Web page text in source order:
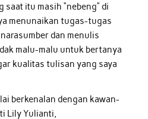
saat itu masih “nebeng” di
menunaikan tugas-tugas
dan menulis
malu-malu untuk bertanya
kualitas tulisan yang saya
berkenalan dengan kawan-
Lily Yulianti,